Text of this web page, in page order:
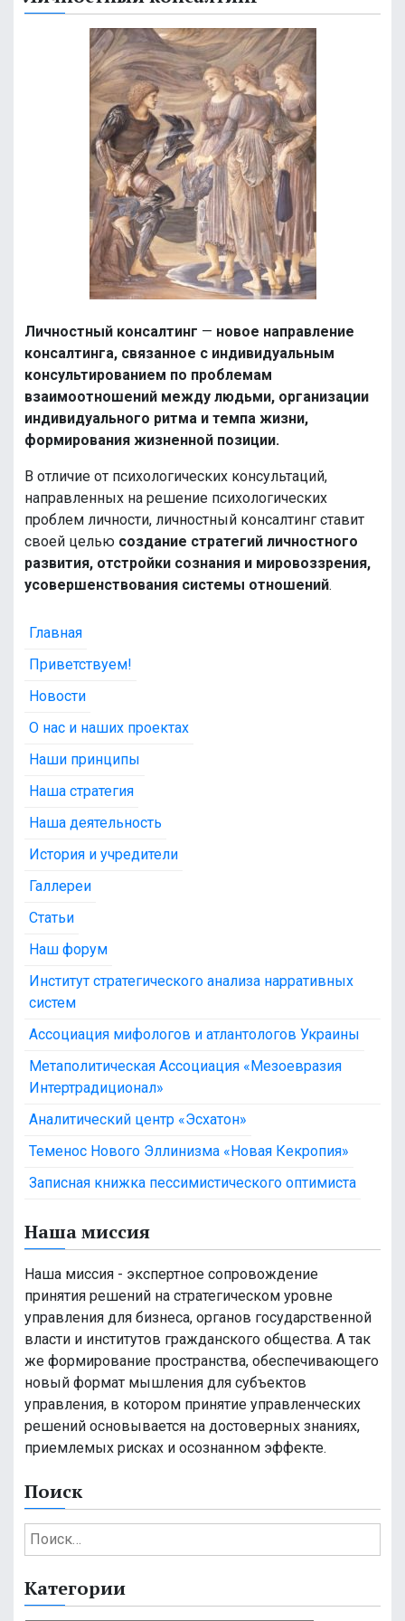
Личностный консалтинг — новое направление
консалтинга, связанное с индивидуальным
консультированием по проблемам
взаимоотношений между людьми, организации
индивидуального ритма и темпа жизни,
формирования жизненной позиции.
В отличие от психологических консультаций,
направленных на решение психологических
проблем личности, личностный консалтинг ставит
своей целью создание стратегий личностного
развития, отстройки сознания и мировоззрения,
усовершенствования системы отношений.
Главная
Приветствуем!
Новости
О нас и наших проектах
Наши принципы
Наша стратегия
Наша деятельность
История и учредители
Галлереи
Статьи
Наш форум
Институт стратегического анализа нарративных
систем
Ассоциация мифологов и атлантологов Украины
Метаполитическая Ассоциация «Мезоевразия
Интертрадиционал»
Аналитический центр «Эсхатон»
Теменос Нового Эллинизма «Новая Кекропия»
Записная книжка пессимистического оптимиста
Наша миссия
Наша миссия - экспертное сопровождение
принятия решений на стратегическом уровне
управления для бизнеса, органов государственной
власти и институтов гражданского общества. А так
же формирование пространства, обеспечивающего
новый формат мышления для субъектов
управления, в котором принятие управленческих
решений основывается на достоверных знаниях,
приемлемых рисках и осознанном эффекте.
Поиск
Н
а
т
Категории